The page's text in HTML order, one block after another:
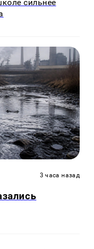
сильнее
3 часа назад